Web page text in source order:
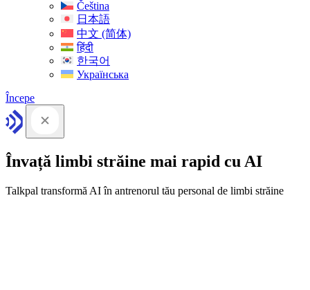
Čeština
日本語
中文 (简体)
हिंदी
한국어
Українська
Începe
Învață limbi străine mai rapid cu AI
Talkpal transformă AI în antrenorul tău personal de limbi străine